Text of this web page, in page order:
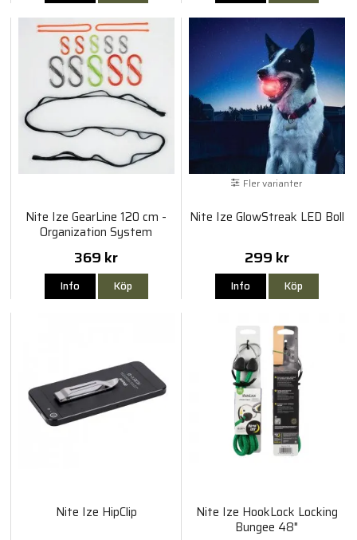
Nite Ize GearLine 120 cm -
Organization System
369 kr
Info Köp
Fler varianter
Nite Ize GlowStreak LED Boll
299 kr
Info Köp
Nite Ize HipClip Nite Ize HookLock Locking
Bungee 48"